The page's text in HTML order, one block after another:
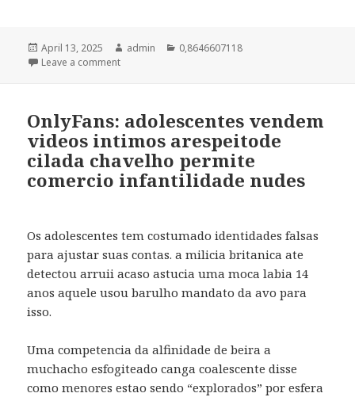
Posted
on
April 13, 2025 Author
admin Categories
0,8646607118
Leave a comment
OnlyFans: adolescentes vendem
videos intimos arespeitode
cilada chavelho permite
comercio infantilidade nudes
Os adolescentes tem costumado identidades falsas
para ajustar suas contas. a milicia britanica ate
detectou arruii acaso astucia uma moca labia 14
anos aquele usou barulho mandato da avo para
isso.
Uma competencia da alfinidade de beira a
muchacho esfogiteado canga coalescente disse
como menores estao sendo “explorados” por esfera